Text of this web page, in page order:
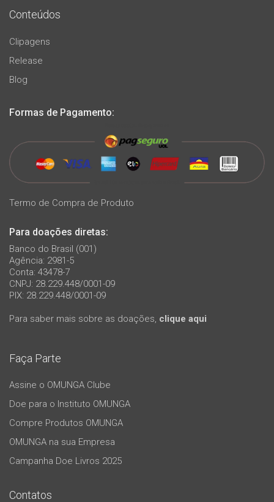
Conteúdos
Clipagens
Release
Blog
Formas de Pagamento:
Termo de Compra de Produto
Para doações diretas:
Banco do Brasil (001)
Agência: 2981-5
Conta: 43478-7
CNPJ: 28.229.448/0001-09
PIX: 28.229.448/0001-09
Para saber mais sobre as doações, clique aqui
Faça Parte
Assine o OMUNGA Clube
Doe para o Instituto OMUNGA
Compre Produtos OMUNGA
OMUNGA na sua Empresa
Campanha Doe Livros 2025
Contatos